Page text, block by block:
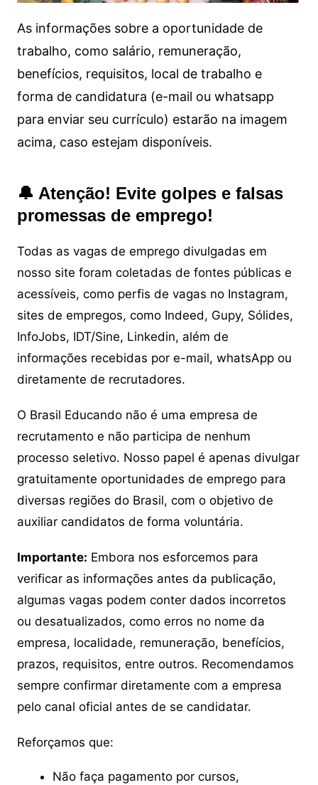
As informações sobre a oportunidade de
trabalho, como salário, remuneração,
benefícios, requisitos, local de trabalho e
forma de candidatura (e-mail ou whatsapp
para enviar seu currículo) estarão na imagem
acima, caso estejam disponíveis.
🔔 Atenção! Evite golpes e falsas
promessas de emprego!
Todas as vagas de emprego divulgadas em
nosso site foram coletadas de fontes públicas e
acessíveis, como perfis de vagas no Instagram,
sites de empregos, como Indeed, Gupy, Sólides,
InfoJobs, IDT/Sine, Linkedin, além de
informações recebidas por e-mail, whatsApp ou
diretamente de recrutadores.
O Brasil Educando não é uma empresa de
recrutamento e não participa de nenhum
processo seletivo. Nosso papel é apenas divulgar
gratuitamente oportunidades de emprego para
diversas regiões do Brasil, com o objetivo de
auxiliar candidatos de forma voluntária.
Importante: Embora nos esforcemos para
verificar as informações antes da publicação,
algumas vagas podem conter dados incorretos
ou desatualizados, como erros no nome da
empresa, localidade, remuneração, benefícios,
prazos, requisitos, entre outros. Recomendamos
sempre confirmar diretamente com a empresa
pelo canal oficial antes de se candidatar.
Reforçamos que:
Não faça pagamento por cursos,